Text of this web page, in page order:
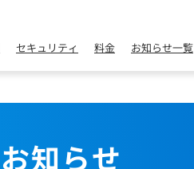
セキュリティ 料金 お知らせ一覧
お知らせ